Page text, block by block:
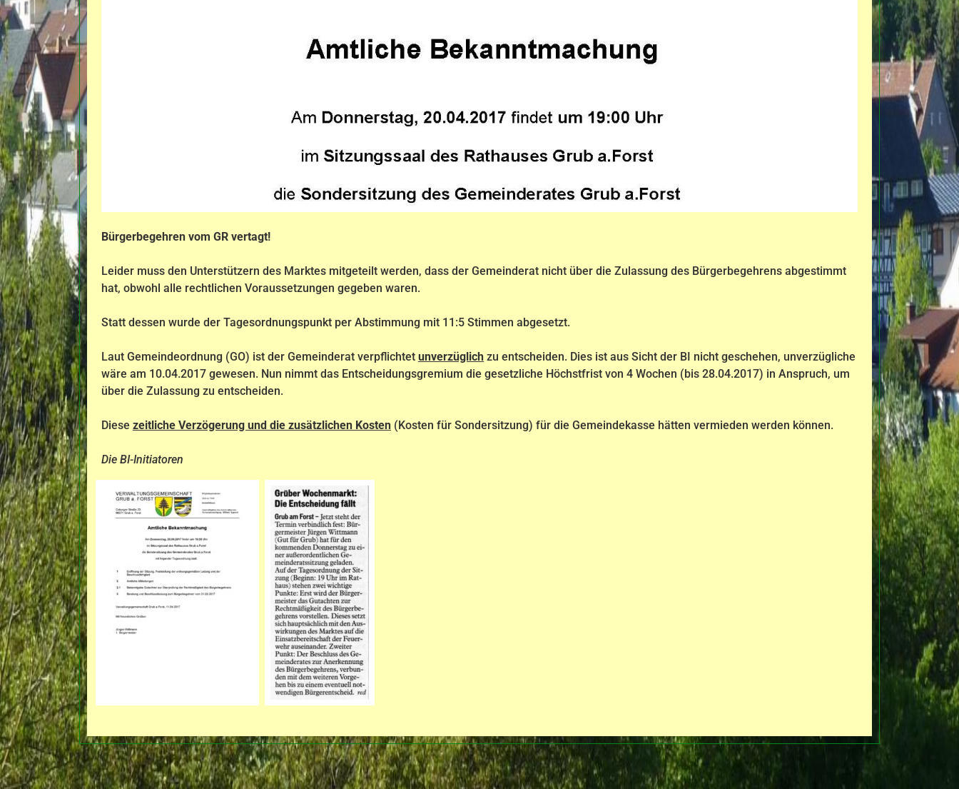
Bürgerbegehren vom GR vertagt!
Leider muss den Unterstützern des Marktes mitgeteilt werden, dass der Gemeinderat nicht über die Zulassung des Bürgerbegehrens abgestimmt
hat, obwohl alle rechtlichen Voraussetzungen gegeben waren.
Statt dessen wurde der Tagesordnungspunkt per Abstimmung mit 11:5 Stimmen abgesetzt.
Laut Gemeindeordnung (GO) ist der Gemeinderat verpflichtet unverzüglich zu entscheiden. Dies ist aus Sicht der BI nicht geschehen, unverzügliche
wäre am 10.04.2017 gewesen. Nun nimmt das Entscheidungsgremium die gesetzliche Höchstfrist von 4 Wochen (bis 28.04.2017) in Anspruch, um
über die Zulassung zu entscheiden.
Diese zeitliche Verzögerung und die zusätzlichen Kosten (Kosten für Sondersitzung) für die Gemeindekasse hätten vermieden werden können.
Die BI-Initiatoren